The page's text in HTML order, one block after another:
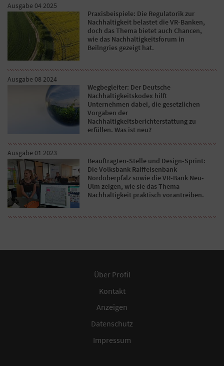
Ausgabe 04 2025
Praxisbeispiele: Die Regulatorik zur
Nachhaltigkeit belastet die VR-Banken,
doch das Thema bietet auch Chancen,
wie das Nachhaltigkeitsforum in
Beilngries gezeigt hat.
Ausgabe 08 2024
Wegbegleiter: Der Deutsche
Nachhaltigkeitskodex hilft
Unternehmen dabei, die gesetzlichen
Vorgaben der
Nachhaltigkeitsberichterstattung zu
erfüllen. Was ist neu?
Ausgabe 01 2023
Beauftragten-Stelle und Design-Sprint:
Die Volksbank Raiffeisenbank
Nordoberpfalz sowie die VR-Bank Neu-
Ulm zeigen, wie sie das Thema
Nachhaltigkeit praktisch vorantreiben.
Über Profil
Kontakt
Anzeigen
Datenschutz
Impressum